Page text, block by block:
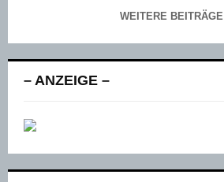
WEITERE BEITRÄGE
– ANZEIGE –